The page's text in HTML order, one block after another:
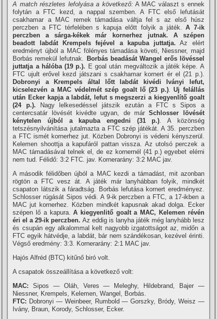
A match részletes lefolyása a következő: A MAC választ s ennek
folytán a FTC kezd, a nappal szemben. A FTC első lefutását
csakhamar a MAC remek támadása váltja fel s az első húsz
perczben a FTC térfelében s kapuja előtt folyik a játék.A 7-ik
perczben a sárga-kékek már kornerhez jutnak. A szépen
beadott labdát Krempels fejével a kapuba juttatja. Az elért
eredményt újból a MAC fölényes támadása követi, Niessner, majd
Borbás remekül lefutnak. Borbás beadását Wangel erős lövéssel
juttatja a hálóba (19 p.). E goal után megváltozik a játék képe. A
FTC ujult erővel kezd játszani s csakhamar kornert ér el (21 p.).
Dobronyi a Krempels által lőtt labdát kivédi Iványi lefut,
kicselezvén a MAC védelmét szép goalt lő (23 p.).Uj felállás
után Ecker kapja a labdát, lefut s megszerzi a kiegyenlí­tő goalt
(24 p.). Nagy lelkesedéssel játszik ezután a FTC s Sipos a
centercsatár lövését kivédte ugyan, de márSchlosser lövését
kénytelen újból a kapuba engedni (31 p.). A közönség
tetszésnyilvání­tása jutalmazta a FTC szép játékát. A 35. perczben
a FTC ismét kornerhez jut. Közben Dobronyi is védeni kényszerül.
Kelemen shoottja a kapufáról pattan vissza. Az utolsó perczek a
MAC támadásával telnek el, de ez kornernél (41 p.) egyebet elérni
nem tud. Félidő: 3:2 FTC. jav. Kornerarány: 3:2 MAC jav.
A második félidőben újból a MAC kezdi a támadást, mit azonban
rögtön a FTC vesz át. A játék már lanyhábban folyik, mindkét
csapaton látszik a fáradtság. Borbás lefutása kornert eredményez.
Schlosser rúgását Sipos védi. A 9-ik perczben a FTC, a 17-ikben a
MAC jut kornerhez. Közben mindkét kapusnak akad dolga. Ecker
szépen lő a kapura.A kiegyenlitő goalt a MAC, Kelemen révén
éri el a 29-ik perczben. Az eddig is lanyha játék még lanyhább lesz
és csupán egy alkalommal kelt nagyobb izgatottságot az, midőn a
FTC egyik hátvédje, a labdát, bár nem szándékosan, kezével érinti.
Végső eredmény: 3:3. Kornerarány: 2:1 MAC jav.
Hajós Alfréd (BTC) kitűnő biró volt.
A csapatok összeállí­tása a következő volt:
MAC: Sipos — Oláh, Veres — Meleghy, Hildebrand, Bajer —
Niessner, Krempels, Kelemen, Wangel, Borbás.
FTC: Dobronyi — Weinbeer, Rumbold — Gorszky, Bródy, Weisz —
Ivány, Braun, Korody, Schlosser, Ecker.